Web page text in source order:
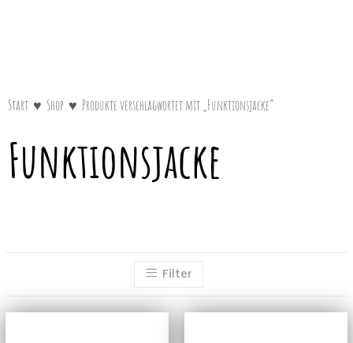
Start ♥ Shop ♥ Produkte verschlagwortet mit „Funktionsjacke“
Funktionsjacke
Filter